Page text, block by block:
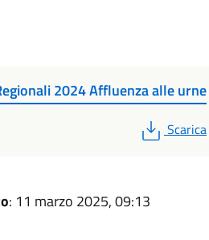
2024 Affluenza alle urne
PDF
Scarica
: 11 marzo 2025, 09:13